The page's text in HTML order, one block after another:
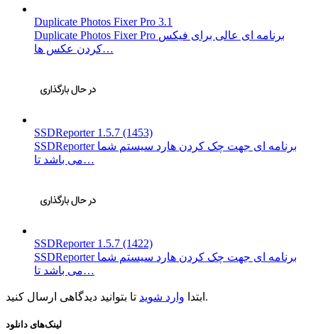
Duplicate Photos Fixer Pro 3.1
Duplicate Photos Fixer Pro برنامه ای عالی برای فیکس
کردن عکس ها…
SSDReporter 1.5.7 (1453)
SSDReporter برنامه ای جهت چک کردن هارد سیستم شما
می باشد تا…
SSDReporter 1.5.7 (1422)
SSDReporter برنامه ای جهت چک کردن هارد سیستم شما
می باشد تا…
ابتدا وارد شوید تا بتوانید دیدگاهی ارسال کنید.
لینک‌های دانلود